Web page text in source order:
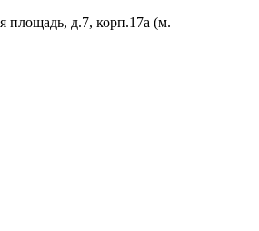
площадь, д.7, корп.17а (м.